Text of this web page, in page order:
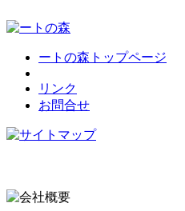
ートの森トップページ
リンク
お問合せ